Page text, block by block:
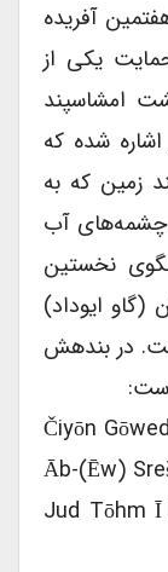
آفریده
یکی از
امشاسپند
شده که
زمین که به
آب‌
نخستین
ایوداد)
در بندهش
Čiyōn
Āb-(ēw)
Jud Tōhm